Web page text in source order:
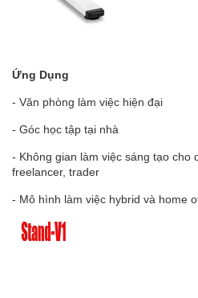
Ứng Dụng
- Văn phòng làm việc hiện đại
- Góc học tập tại nhà
- Không gian làm việc sáng tạo cho
freelancer, trader
- Mô hình làm việc hybrid và home